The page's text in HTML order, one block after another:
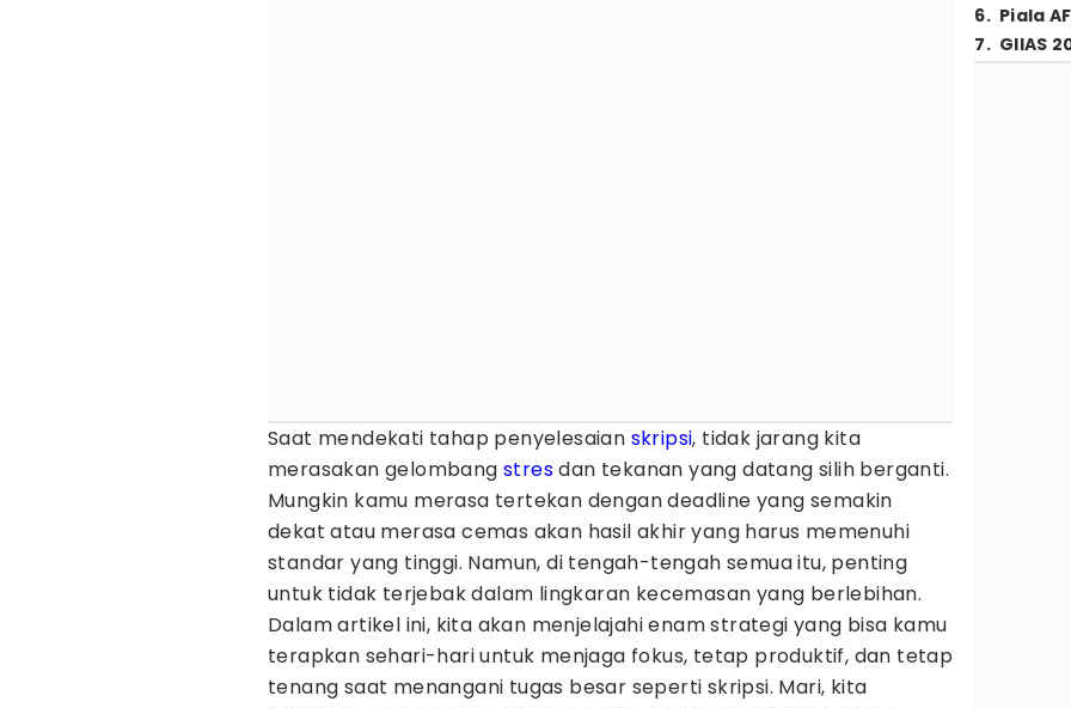
Saat mendekati tahap penyelesaian skripsi, tidak jarang kita
merasakan gelombang stresdan tekanan yang datang silih berganti.
Mungkin kamu merasa tertekan dengan deadline yang semakin
dekat atau merasa cemas akan hasil akhir yang harus memenuhi
standar yang tinggi. Namun, di tengah-tengah semua itu, penting
untuk tidak terjebak dalam lingkaran kecemasan yang berlebihan.
Dalam artikel ini, kita akan menjelajahi enam strategi yang bisa kamu
terapkan sehari-hari untuk menjaga fokus, tetap produktif, dan tetap
tenang saat menangani tugas besar seperti skripsi. Mari, kita
6. Piala
7. GIIAS